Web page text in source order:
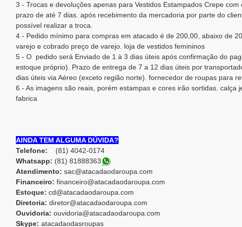
3 - Trocas e devoluções apenas para Vestidos Estampados Crepe
prazo de até 7 dias. após recebimento da mercadoria por parte do
possível realizar a troca.
4 - Pedido mínimo para compras em atacado é de 200,00, abaixo de
varejo e cobrado preço de varejo. loja de vestidos femininos
5 - O pedido será Enviado de 1 à 3 dias úteis após confirmação do
estoque próprio). Prazo de entrega de 7 a 12 dias úteis por
dias úteis via Aéreo (exceto região norte). fornecedor de roupas para
6 - As imagens são reais, porém estampas e cores irão sortidas. calça
fabrica
AINDA TEM ALGUMA DÚVIDA?
Telefone: (81) 4042-0174
Whatsapp: (81) 81888363
Atendimento: sac@atacadaodaroupa.com
Financeiro: financeiro@atacadaodaroupa.com
Estoque: cd@atacadaodaroupa.com
Diretoria: diretor@atacadaodaroupa.com
Ouvidoria: ouvidoria@atacadaodaroupa.com
Skype: atacadaodasroupas